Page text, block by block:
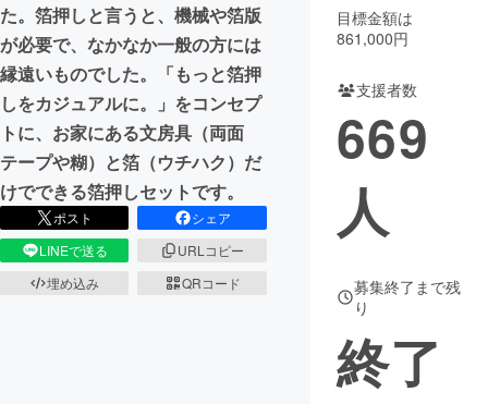
CAMPFIREふるさと納税machi-ya コミュニティ
た。箔押しと言うと、機械や箔版
が必要で、なかなか一般の方には
縁遠いものでした。「もっと箔押
しをカジュアルに。」をコンセプ
トに、お家にある文房具（両面
テープや糊）と箔（ウチハク）だ
けでできる箔押しセットです。
ポスト
シェア
LINEで送る
URLコピー
埋め込み
QRコード
目標金額は
861,000円
支援者数
669
人
募集終了まで残
り
終了